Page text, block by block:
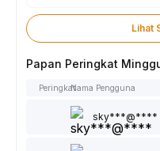
Lihat
Papan Peringkat
PeringkatNama Pengguna
sky***@****